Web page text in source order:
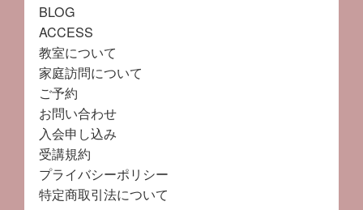
BLOG
ACCESS
教室について
家庭訪問について
ご予約
お問い合わせ
入会申し込み
受講規約
プライバシーポリシー
特定商取引法について